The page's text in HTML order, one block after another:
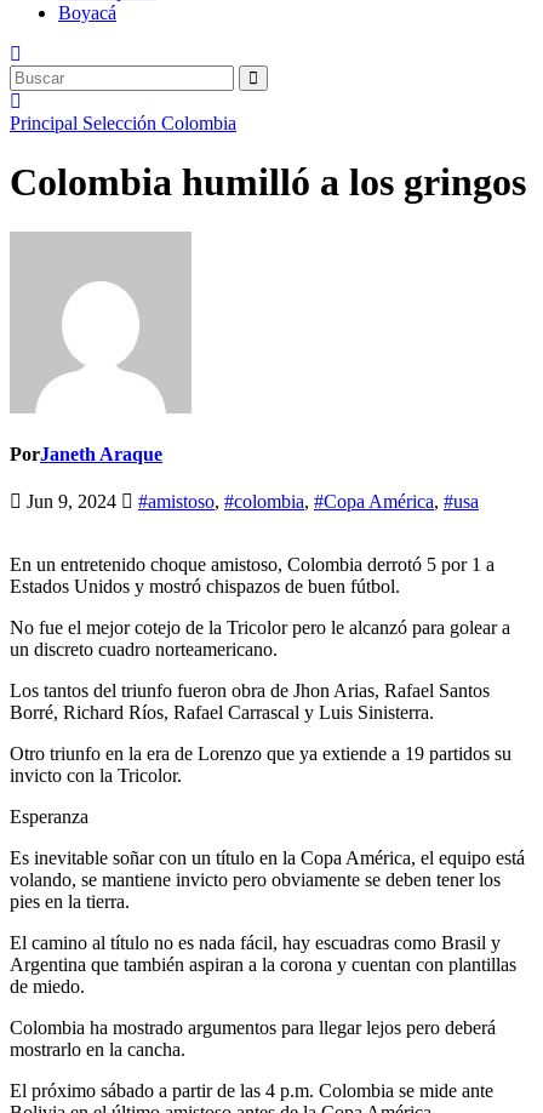
Boyacá
Principal Selección Colombia
Colombia humilló a los gringos
PorJaneth Araque
Jun 9, 2024 #amistoso, #colombia, #Copa América, #usa
En un entretenido choque amistoso, Colombia derrotó 5 por 1 a
Estados Unidos y mostró chispazos de buen fútbol.
No fue el mejor cotejo de la Tricolor pero le alcanzó para golear a
un discreto cuadro norteamericano.
Los tantos del triunfo fueron obra de Jhon Arias, Rafael Santos
Borré, Richard Ríos, Rafael Carrascal y Luis Sinisterra.
Otro triunfo en la era de Lorenzo que ya extiende a 19 partidos su
invicto con la Tricolor.
Esperanza
Es inevitable soñar con un título en la Copa América, el equipo está
volando, se mantiene invicto pero obviamente se deben tener los
pies en la tierra.
El camino al título no es nada fácil, hay escuadras como Brasil y
Argentina que también aspiran a la corona y cuentan con plantillas
de miedo.
Colombia ha mostrado argumentos para llegar lejos pero deberá
mostrarlo en la cancha.
El próximo sábado a partir de las 4 p.m. Colombia se mide ante